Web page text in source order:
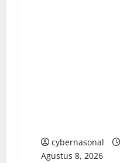
cybernasonal
Agustus 8, 2026